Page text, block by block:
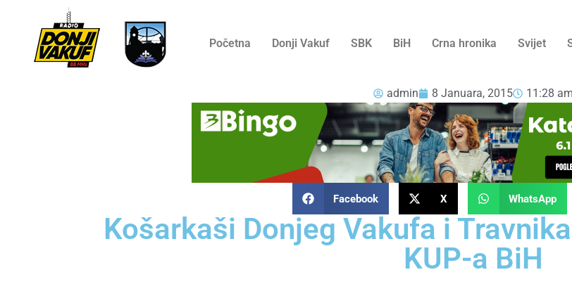
Početna Donji Vakuf SBK BiH Crna hronika Svijet
admin 8 Januara, 2015 11:28 am
Facebook X WhatsApp
Košarkaši Donjeg Vakufa i
KUP-a BiH